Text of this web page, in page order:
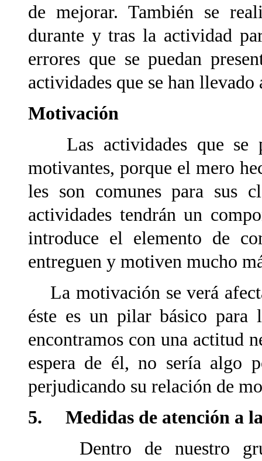
de mejorar. También se
durante y tras la actividad
errores que se puedan
actividades que se han llevado
Motivación
Las actividades que se
motivantes, porque el mero
les son comunes para sus
actividades tendrán un
introduce el elemento de
entreguen y motiven mucho
La motivación se verá
éste es un pilar básico para
encontramos con una actitud
espera de él, no sería algo
perjudicando su relación de
5. Medidas de atención a
Dentro de nuestro